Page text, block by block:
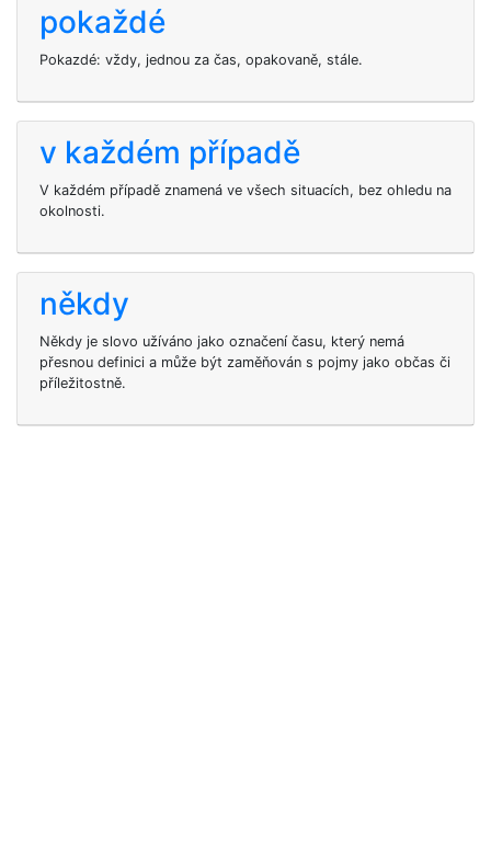
pokaždé
Pokazdé: vždy, jednou za čas, opakovaně, stále.
v každém případě
V každém případě znamená ve všech situacích, bez ohledu na
okolnosti.
někdy
Někdy je slovo užíváno jako označení času, který nemá
přesnou definici a může být zaměňován s pojmy jako občas či
příležitostně.